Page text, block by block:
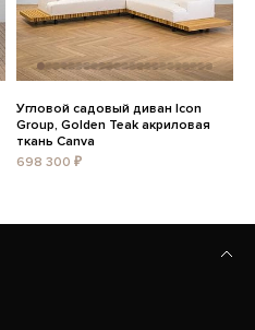
Угловой садовый диван Icon
Group, Golden Teak акриловая
ткань Canva
698 300 ₽